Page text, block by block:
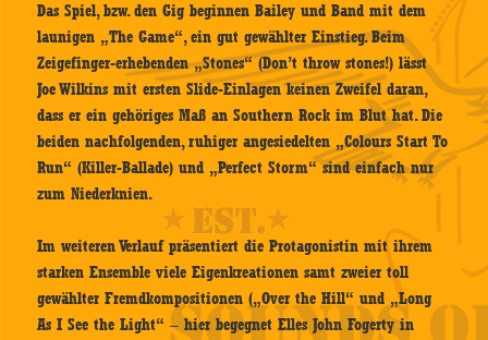
Das Spiel, bzw. den Gig beginnen Bailey und Band mit dem
launigen „The Game“, ein gut gewählter Einstieg. Beim
Zeigefinger-erhebenden „Stones“ (Don’t throw stones!) lässt
Joe Wilkins mit ersten Slide-Einlagen keinen Zweifel daran,
dass er ein gehöriges Maß an Southern Rock im Blut hat. Die
beiden nachfolgenden, ruhiger angesiedelten „Colours Start To
Run“ (Killer-Ballade) und „Perfect Storm“ sind einfach nur
zum Niederknien.
Im weiteren Verlauf präsentiert die Protagonistin mit ihrem
starken Ensemble viele Eigenkreationen samt zweier toll
gewählter Fremdkompositionen („Over the Hill“ und „Long
As I See the Light“ – hier begegnet Elles John Fogerty in